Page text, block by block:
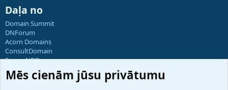
Daļa no
Domain Summit
DNForum
Acorn Domains
ConsultDomain
ForumNDD
Domainforum.ro
27.be
Mēs cienām jūsu privātumu